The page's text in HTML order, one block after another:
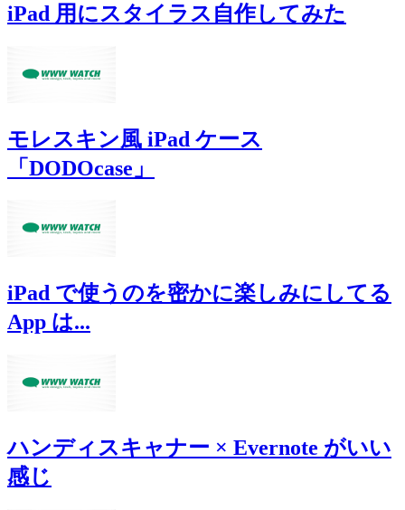
iPad 用にスタイラス自作してみた
モレスキン風 iPad ケース
「DODOcase」
iPad で使うのを密かに楽しみにしてる
App は...
ハンディスキャナー × Evernote がいい
感じ